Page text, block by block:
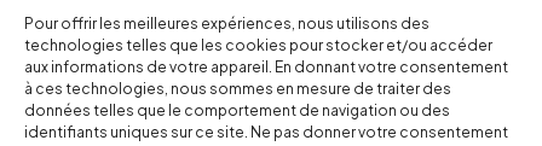
Pour offrir les meilleures expériences, nous utilisons des
technologies telles que les cookies pour stocker et/ou accéder
aux informations de votre appareil. En donnant votre consentement
à ces technologies, nous sommes en mesure de traiter des
données telles que le comportement de navigation ou des
identifiants uniques sur ce site. Ne pas donner votre consentement
1 819-532-1755
info@bicolline.org